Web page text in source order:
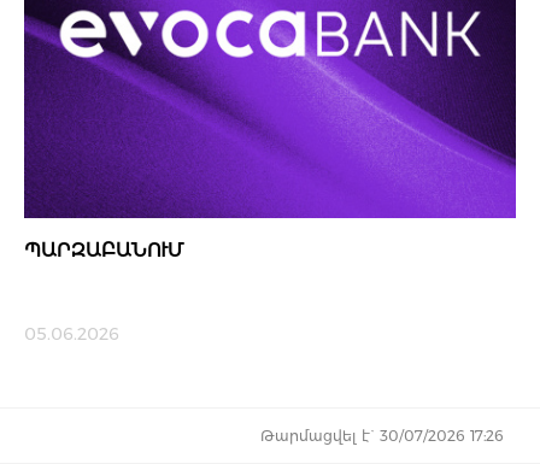
ՊԱՐԶԱԲԱՆՈՒՄ
05.06.2026
Թարմացվել է` 30/07/2026 17:26